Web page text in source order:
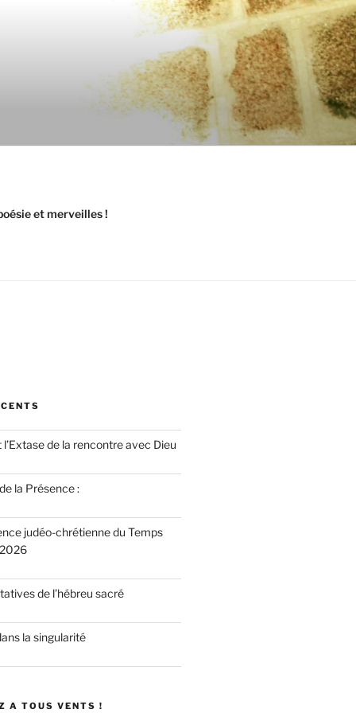
et merveilles !
l’Extase de la rencontre avec Dieu
la Présence :
judéo-chrétienne du Temps
de l’hébreu sacré
la singularité
A TOUS VENTS !